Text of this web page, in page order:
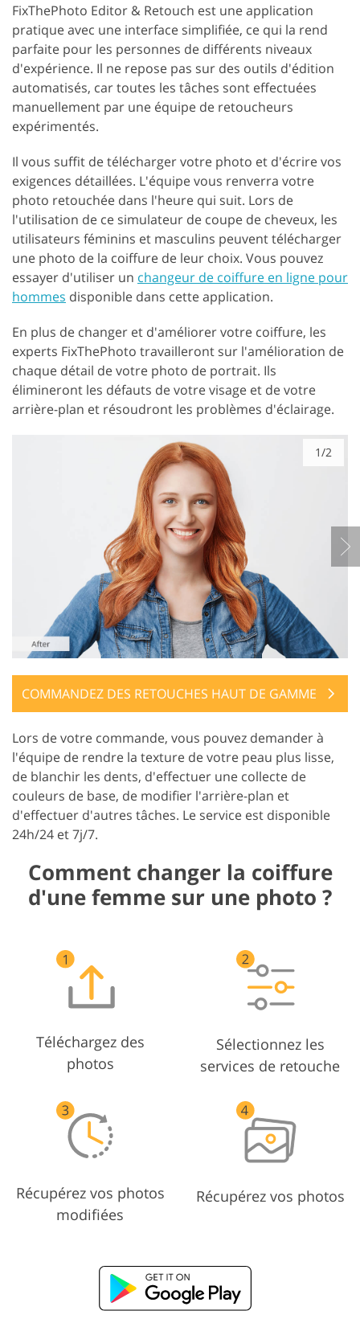
FixThePhoto Editor & Retouch est une application
pratique avec une interface simplifiée, ce qui la rend
parfaite pour les personnes de différents niveaux
d'expérience. Il ne repose pas sur des outils d'édition
automatisés, car toutes les tâches sont effectuées
manuellement par une équipe de retoucheurs
expérimentés.
Il vous suffit de télécharger votre photo et d'écrire vos
exigences détaillées. L'équipe vous renverra votre
photo retouchée dans l'heure qui suit. Lors de
l'utilisation de ce simulateur de coupe de cheveux, les
utilisateurs féminins et masculins peuvent télécharger
une photo de la coiffure de leur choix. Vous pouvez
essayer d'utiliser un changeur de coiffure en ligne pour
hommes disponible dans cette application.
En plus de changer et d'améliorer votre coiffure, les
experts FixThePhoto travailleront sur l'amélioration de
chaque détail de votre photo de portrait. Ils
élimineront les défauts de votre visage et de votre
arrière-plan et résoudront les problèmes d'éclairage.
1/2
COMMANDEZ DES RETOUCHES HAUT DE GAMME
Lors de votre commande, vous pouvez demander à
l'équipe de rendre la texture de votre peau plus lisse,
de blanchir les dents, d'effectuer une collecte de
couleurs de base, de modifier l'arrière-plan et
d'effectuer d'autres tâches. Le service est disponible
24h/24 et 7j/7.
Comment changer la coiffure
d'une femme sur une photo ?
Téléchargez des
photos
Sélectionnez les
services de retouche
Récupérez vos photos
modifiées
Récupérez vos photos